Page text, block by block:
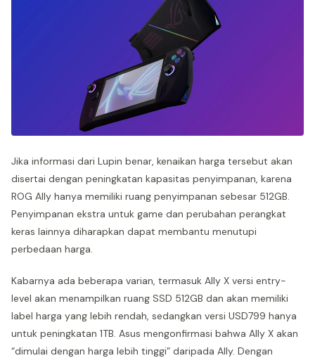
Jika informasi dari Lupin benar, kenaikan harga tersebut akan
disertai dengan peningkatan kapasitas penyimpanan, karena
ROG Ally hanya memiliki ruang penyimpanan sebesar 512GB.
Penyimpanan ekstra untuk game dan perubahan perangkat
keras lainnya diharapkan dapat membantu menutupi
perbedaan harga.
Kabarnya ada beberapa varian, termasuk Ally X versi entry-
level akan menampilkan ruang SSD 512GB dan akan memiliki
label harga yang lebih rendah, sedangkan versi USD799 hanya
untuk peningkatan 1TB. Asus mengonfirmasi bahwa Ally X akan
“dimulai dengan harga lebih tinggi” daripada Ally. Dengan